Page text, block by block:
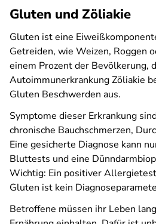
Gluten und Zöliakie
Gluten ist eine
Getreiden, wie Weizen, Roggen
einem Prozent der Bevölkerung,
Autoimmunerkrankung Zöliakie
Gluten Beschwerden aus.
Symptome dieser Erkrankung
chronische Bauchschmerzen,
Eine gesicherte Diagnose kann
Bluttests und eine
Wichtig: Ein positiver
Gluten ist kein
Betroffene müssen ihr Leben